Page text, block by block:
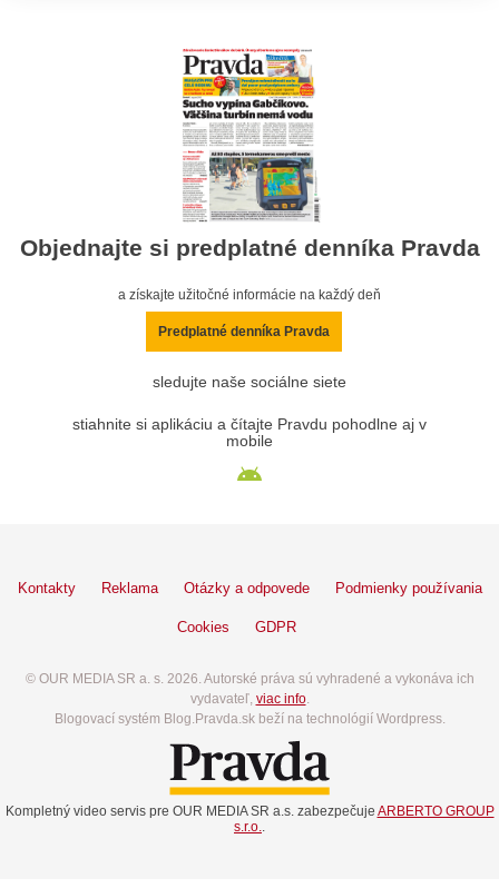
Objednajte si predplatné denníka Pravda
a získajte užitočné informácie na každý deň
Predplatné denníka Pravda
sledujte naše sociálne siete
stiahnite si aplikáciu a čítajte Pravdu pohodlne aj v
mobile
Kontakty Reklama Otázky a odpovede Podmienky používania
Cookies GDPR
© OUR MEDIA SR a. s. 2026. Autorské práva sú vyhradené a vykonáva ich
vydavateľ, viac info.
Blogovací systém Blog.Pravda.sk beží na technológií Wordpress.
Kompletný video servis pre OUR MEDIA SR a.s. zabezpečuje ARBERTO GROUP
s.r.o..